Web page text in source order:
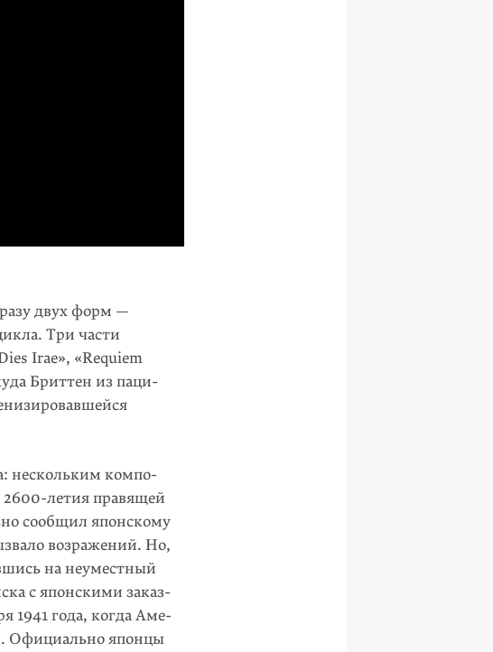
двух форм —
Три части
Irae», «Requiem
Бриттен из паци­
нескольким компо­
летия правящей
сообщил японскому
возражений. Но,
на неуместный
с японскими заказ­
1941 года, когда Аме­
Официально японцы